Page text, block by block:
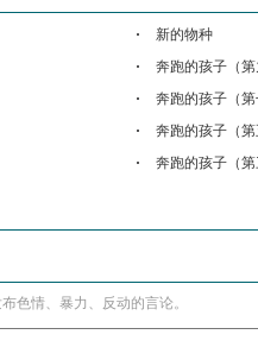
新的物种
奔跑的孩子（
奔跑的孩子（
奔跑的孩子（
奔跑的孩子（
色情、暴力、反动的言论。